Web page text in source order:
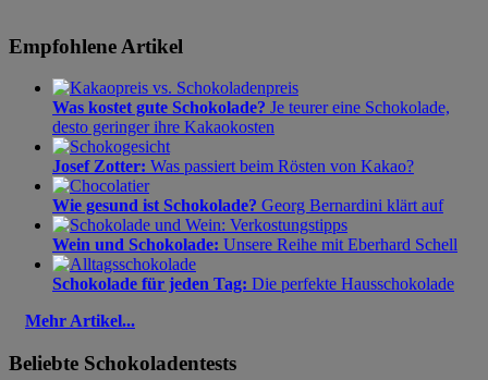
Empfohlene Artikel
Was kostet gute Schokolade? Je teurer eine Schokolade,
desto geringer ihre Kakaokosten
Josef Zotter: Was passiert beim Rösten von Kakao?
Wie gesund ist Schokolade? Georg Bernardini klärt auf
Wein und Schokolade: Unsere Reihe mit Eberhard Schell
Schokolade für jeden Tag: Die perfekte Hausschokolade
Mehr Artikel...
Beliebte Schokoladentests